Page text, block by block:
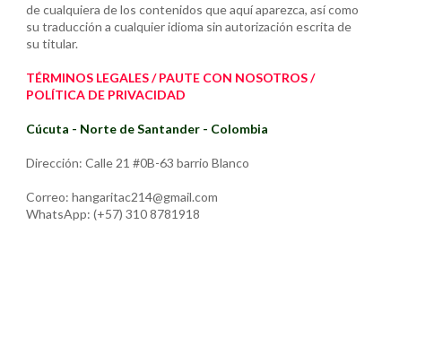
de cualquiera de los contenidos que aquí aparezca, así como
su traducción a cualquier idioma sin autorización escrita de
su titular.
TÉRMINOS LEGALES / PAUTE CON NOSOTROS /
POLÍTICA DE PRIVACIDAD
Cúcuta - Norte de Santander - Colombia
Dirección: Calle 21 #0B-63 barrio Blanco
Correo: hangaritac214@gmail.com
WhatsApp: (+57) 310 8781918